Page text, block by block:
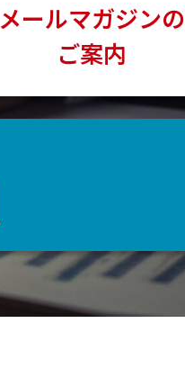
メールマガジンの
ご案内